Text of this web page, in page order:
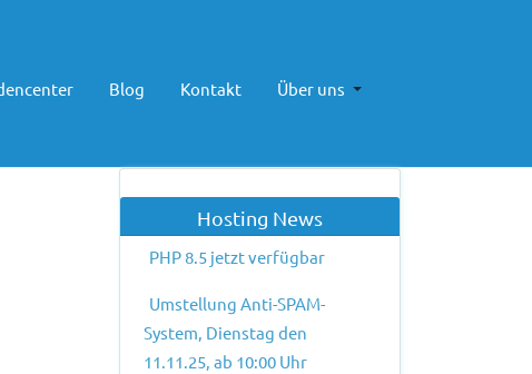
Blog Kontakt Über uns
Hosting News
PHP 8.5 jetzt verfügbar
Umstellung Anti-SPAM-
System, Dienstag den
11.11.25, ab 10:00 Uhr